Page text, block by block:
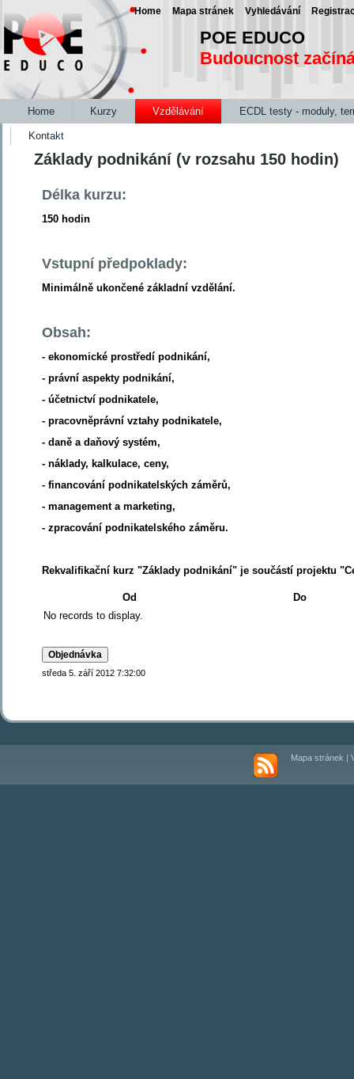
POE EDUCO
Budoucnost
Home Kurzy Vzdělávání ECDL testy - moduly,
Kontakt
Základy podnikání (v rozsahu 150 hodin)
Délka kurzu:
150 hodin
Vstupní předpoklady:
Minimálně ukončené základní vzdělání.
Obsah:
- ekonomické prostředí podnikání,
- právní aspekty podnikání,
- účetnictví podnikatele,
- pracovněprávní vztahy podnikatele,
- daně a daňový systém,
- náklady, kalkulace, ceny,
- financování podnikatelských záměrů,
- management a marketing,
- zpracování podnikatelského záměru.
Rekvalifikační kurz "Základy podnikání" je součástí projektu
Od
Do
No records to display.
středa 5. září 2012 7:32:00
Mapa stránek |
Home Mapa stránek Vyhledávání